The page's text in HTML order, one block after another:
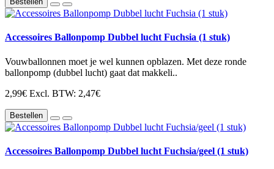
Accessoires Ballonpomp Dubbel lucht Fuchsia (1 stuk)
Vouwballonnen moet je wel kunnen opblazen. Met deze ronde
ballonpomp (dubbel lucht) gaat dat makkeli..
2,99€ Excl. BTW: 2,47€
Bestellen
Accessoires Ballonpomp Dubbel lucht Fuchsia/geel (1 stuk)